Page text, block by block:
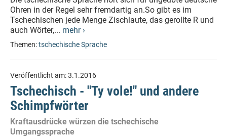
Ohren in der Regel sehr fremdartig an.So gibt es im
Tschechischen jede Menge Zischlaute, das gerollte R und
auch Wörter,... mehr ›
Themen:tschechische Sprache
Veröffentlicht am:3.1.2016
Tschechisch - "Ty vole!" und andere
Schimpfwörter
Kraftausdrücke würzen die tschechische
Umgangssprache